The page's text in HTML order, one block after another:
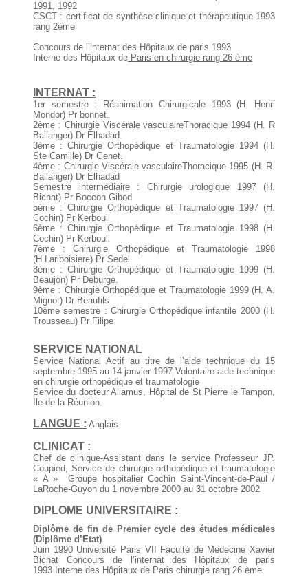
1991, 1992
CSCT : certificat de synthèse clinique et thérapeutique 1993
rang 2ème
Concours de l’internat des Hôpitaux de paris 1993
Interne des Hôpitaux de Paris en chirurgie rang 26 ème
INTERNAT :
1er semestre : Réanimation Chirurgicale 1993 (H. Henri
Mondor) Pr bonnet.
2ème : Chirurgie Viscérale vasculaireThoracique 1994 (H. R
Ballanger) Dr Elhadad.
3ème : Chirurgie Orthopédique et Traumatologie 1994 (H.
Ste Camille) Dr Genet.
4ème : Chirurgie Viscérale vasculaireThoracique 1995 (H. R.
Ballanger) Dr Elhadad
Semestre intermédiaire : Chirurgie urologique 1997 (H.
Bichat) Pr Boccon Gibod
5ème : Chirurgie Orthopédique et Traumatologie 1997 (H.
Cochin) Pr Kerboull
6ème : Chirurgie Orthopédique et Traumatologie 1998 (H.
Cochin) Pr Kerboull
7ème : Chirurgie Orthopédique et Traumatologie 1998
(H.Lariboisiere) Pr Sedel.
8ème : Chirurgie Orthopédique et Traumatologie 1999 (H.
Beaujon) Pr Deburge.
9ème : Chirurgie Orthopédique et Traumatologie 1999 (H. A.
Mignot) Dr Beaufils
10ème semestre : Chirurgie Orthopédique infantile 2000 (H.
Trousseau) Pr Filipe
SERVICE NATIONAL
Service National Actif au titre de l’aide technique du 15
septembre 1995 au 14 janvier 1997 Volontaire aide technique
en chirurgie orthopédique et traumatologie
Service du docteur Aliamus, Hôpital de St Pierre le Tampon,
Ile de la Réunion.
LANGUE : Anglais
CLINICAT :
Chef de clinique-Assistant dans le service Professeur JP.
Coupied, Service de chirurgie orthopédique et traumatologie
« A » Groupe hospitalier Cochin Saint-Vincent-de-Paul /
LaRoche-Guyon du 1 novembre 2000 au 31 octobre 2002
DIPLOME UNIVERSITAIRE :
Diplôme de fin de Premier cycle des études médicales
(Diplôme d’Etat)
Juin 1990 Université Paris VII Faculté de Médecine Xavier
Bichat Concours de l’internat des Hôpitaux de paris
1993 Interne des Hôpitaux de Paris chirurgie rang 26 ème